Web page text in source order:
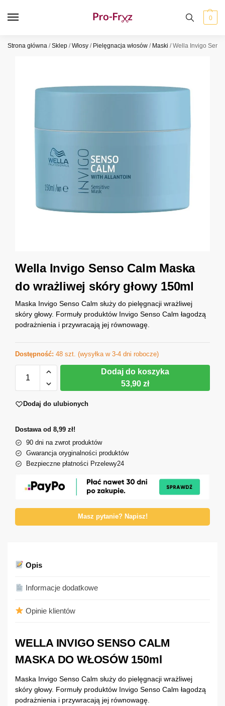
0
Strona główna /Sklep /Włosy / Pielęgnacja włosów / Maski /Wella Invigo
Wella Invigo Senso Calm Maska
do wrażliwej skóry głowy 150ml
Maska Invigo Senso Calm służy do pielęgnacji wrażliwej
skóry głowy. Formuły produktów Invigo Senso Calm łagodzą
podrażnienia i przywracają jej równowagę.
Dostępność: 48 szt. (wysyłka w 3-4 dni robocze)
Dodaj do koszyka
53,90 zł
Dodaj do ulubionych
Dostawa od 8,99 zł!
90 dni na zwrot produktów
Gwarancja oryginalności produktów
Bezpieczne płatności Przelewy24
Masz pytanie? Napisz!
Opis
Informacje dodatkowe
Opinie klientów
WELLA INVIGO SENSO CALM
MASKA DO WŁOSÓW 150ml
Maska Invigo Senso Calm służy do pielęgnacji wrażliwej
skóry głowy. Formuły produktów Invigo Senso Calm łagodzą
podrażnienia i przywracają jej równowagę.